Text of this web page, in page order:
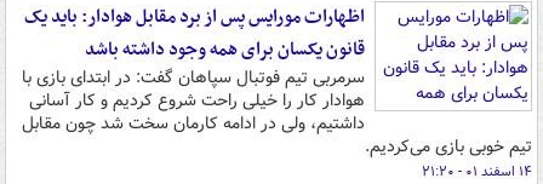
اظهارات مورایس پس از برد مقابل هوادار: باید یک
قانون یکسان برای همه وجود داشته باشد
سرمربی تیم فوتبال سپاهان گفت: در ابتدای بازی با
هوادار کار را خیلی راحت شروع کردیم و کار آسانی
داشتیم، ولی در ادامه کارمان سخت شد چون مقابل
تیم خوبی بازی می‌کردیم.
۱۴ اسفند ۰۱ - ۲۱:۲۰